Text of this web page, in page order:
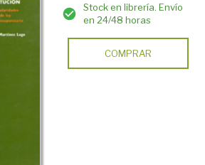
Stock en librería. Envío
en 24/48 horas
COMPRAR